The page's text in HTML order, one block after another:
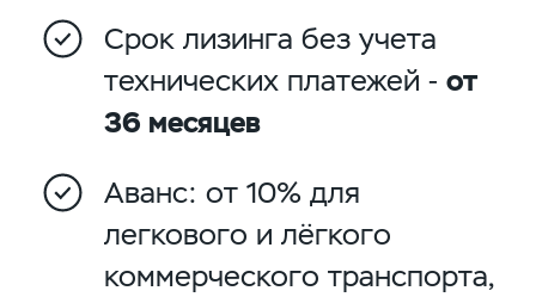
Срок лизинга без учета
технических платежей -от
36 месяцев
Аванс: от 10% для
легкового и лёгкого
коммерческого транспорта,